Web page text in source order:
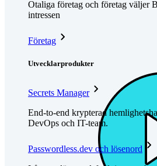
Otaliga företag och företag väljer
intressen
Företag
Utvecklarprodukter
Secrets Manager
End-to-end krypterad
DevOps och IT-team.
Passwordless.dev och lösenord